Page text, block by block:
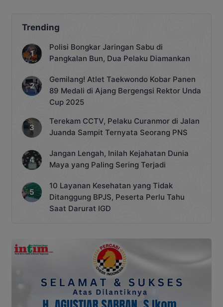
Trending
Polisi Bongkar Jaringan Sabu di
Pangkalan Bun, Dua Pelaku Diamankan
Gemilang! Atlet Taekwondo Kobar Panen
89 Medali di Ajang Bergengsi Rektor Unda
Cup 2025
Terekam CCTV, Pelaku Curanmor di Jalan
Juanda Sampit Ternyata Seorang PNS
Jangan Lengah, Inilah Kejahatan Dunia
Maya yang Paling Sering Terjadi
10 Layanan Kesehatan yang Tidak
Ditanggung BPJS, Peserta Perlu Tahu
Saat Darurat IGD